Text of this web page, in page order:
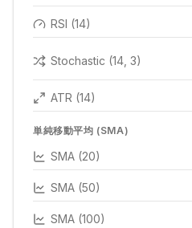
RSI (14)
Stochastic (14, 3)
ATR (14)
単純移動平均 (SMA)
SMA (20)
SMA (50)
SMA (100)